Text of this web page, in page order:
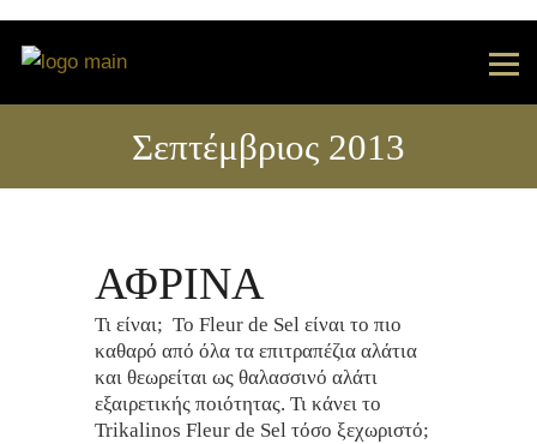
Σεπτέμβριος 2013
ΑΦΡΙΝΑ
Τι είναι; Το Fleur de Sel είναι το πιο
καθαρό από όλα τα επιτραπέζια αλάτια
και θεωρείται ως θαλασσινό αλάτι
εξαιρετικής ποιότητας. Τι κάνει το
Trikalinos Fleur de Sel τόσο ξεχωριστό;